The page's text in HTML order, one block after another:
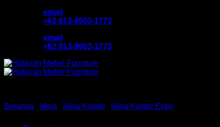
email
+62 813-9903-1773
email
+62 813-9903-1773
Beranda Meja Meja Kantor Meja Kantor Expo